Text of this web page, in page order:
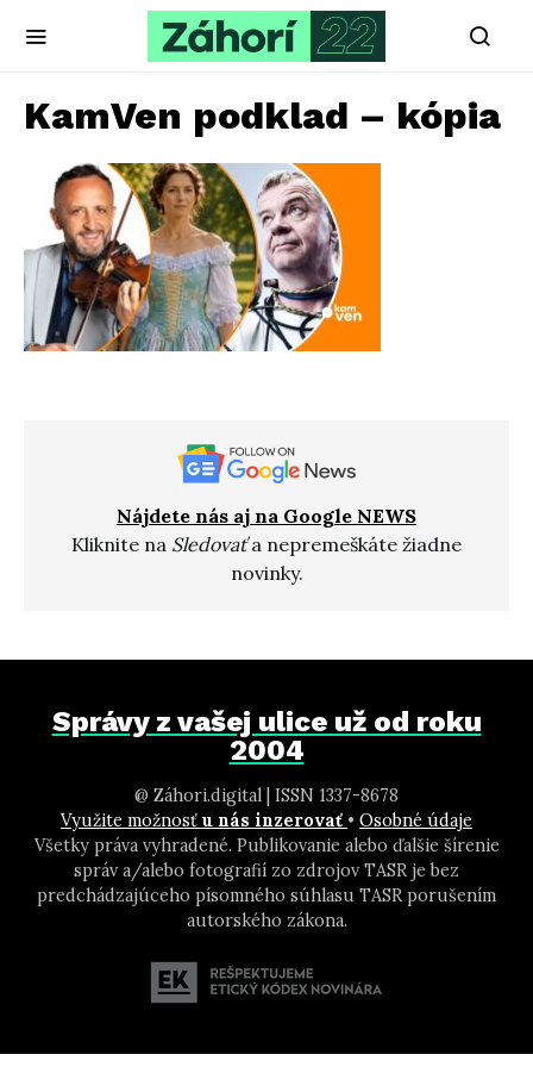
KamVen podklad – kópia
Nájdete nás aj na Google NEWS
Kliknite na Sledovaťa nepremeškáte žiadne
novinky.
Správy z vašej ulice už od roku
2004
@ Záhori.digital | ISSN 1337-8678
Využite možnosť u nás inzerovať • Osobné údaje
Všetky práva vyhradené. Publikovanie alebo ďalšie šírenie
správ a/alebo fotografií zo zdrojov TASR je bez
predchádzajúceho písomného súhlasu TASR porušením
autorského zákona.